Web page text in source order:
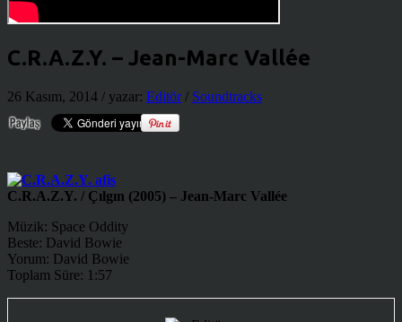
C.R.A.Z.Y. – Jean-Marc Vallée
26 Kasım, 2014 / yazar: Editör/ Soundtracks
C.R.A.Z.Y. / Çılgın (2005) – Jean-Marc Vallée
Müzik: Space Oddity
Beste: David Bowie
Yorum: David Bowie
Toplam Süre: 1:57